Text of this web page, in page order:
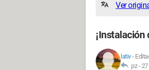
Ver
¡Instalación
lativ-
pz -27